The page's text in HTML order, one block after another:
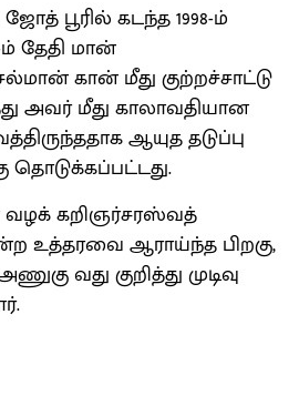
பூரில் கடந்த 1998-ம்
தேதி மான்
கான் மீது குற்றச்சாட்டு
அவர் மீது காலாவதியான
ஆயுத தடுப்பு
தொடுக்கப்பட்டது.
வழக் கறிஞர்சரஸ்வத்
உத்தரவை ஆராய்ந்த பிறகு,
வது குறித்து முடிவு